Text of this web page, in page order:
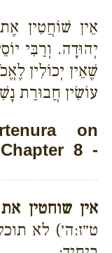
אֵין שׁוֹחֲטִין
יְהוּדָה. וְרַבִּי
שֶׁאֵין יְכוֹלִין
עוֹשִׂין חֲבוּרַת
on
8 -
אין שוחטין
ט״ז:ה׳) לא